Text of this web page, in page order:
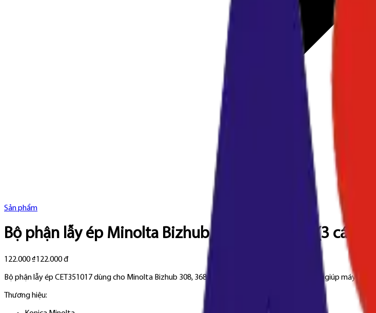
Sản phẩm
Bộ phận lẫy ép Minolta Bizhub 308 / 368 / 458 (3 cái/bộ)
122.000 ₫122.000 đ
Bộ phận lẫy ép CET351017 dùng cho Minolta Bizhub 308, 368 và 458 (3 cái/bộ), linh kiện thay thế giúp máy
Thương hiệu: